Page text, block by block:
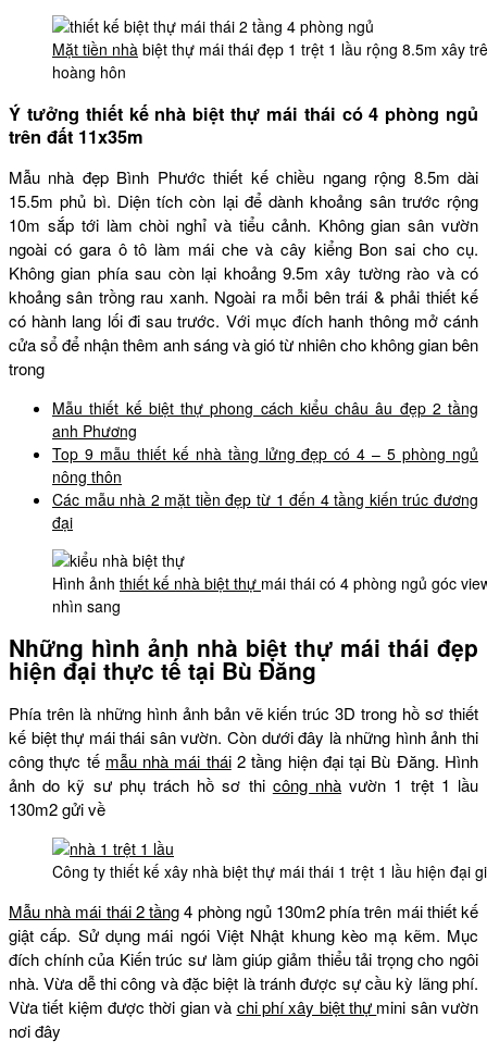
Mặt tiền nhà biệt thự mái thái đẹp 1 trệt 1 lầu rộng 8.5m xây
hoàng hôn
Ý tưởng thiết kế nhà biệt thự mái thái có 4 phòng ngủ
trên đất 11x35m
Mẫu nhà đẹp Bình Phước thiết kế chiều ngang rộng 8.5m dài
15.5m phủ bì. Diện tích còn lại để dành khoảng sân trước rộng
10m sắp tới làm chòi nghỉ và tiểu cảnh. Không gian sân vườn
ngoài có gara ô tô làm mái che và cây kiểng Bon sai cho cụ.
Không gian phía sau còn lại khoảng 9.5m xây tường rào và có
khoảng sân trồng rau xanh. Ngoài ra mỗi bên trái & phải thiết kế
có hành lang lối đi sau trước. Với mục đích hanh thông mở cánh
cửa sổ để nhận thêm anh sáng và gió từ nhiên cho không gian bên
trong
Mẫu thiết kế biệt thự phong cách kiểu châu âu đẹp 2 tầng
anh Phương
Top 9 mẫu thiết kế nhà tầng lửng đẹp có 4 – 5 phòng ngủ
nông thôn
Các mẫu nhà 2 mặt tiền đẹp từ 1 đến 4 tầng kiến trúc đương
đại
Hình ảnh thiết kế nhà biệt thự mái thái có 4 phòng ngủ góc
nhìn sang
Những hình ảnh nhà biệt thự mái thái đẹp
hiện đại thực tế tại Bù Đăng
Phía trên là những hình ảnh bản vẽ kiến trúc 3D trong hồ sơ thiết
kế biệt thự mái thái sân vườn. Còn dưới đây là những hình ảnh thi
công thực tế mẫu nhà mái thái2 tầng hiện đại tại Bù Đăng. Hình
ảnh do kỹ sư phụ trách hồ sơ thi công nhà vườn 1 trệt 1 lầu
130m2 gửi về
Công ty thiết kế xây nhà biệt thự mái thái 1 trệt 1 lầu hiện đại
Mẫu nhà mái thái 2 tầng4 phòng ngủ 130m2 phía trên mái thiết kế
giật cấp. Sử dụng mái ngói Việt Nhật khung kèo mạ kẽm. Mục
đích chính của Kiến trúc sư làm giúp giảm thiểu tải trọng cho ngôi
nhà. Vừa dễ thi công và đặc biệt là tránh được sự cầu kỳ lãng phí.
Vừa tiết kiệm được thời gian và chi phí xây biệt thự mini sân vườn
nơi đây